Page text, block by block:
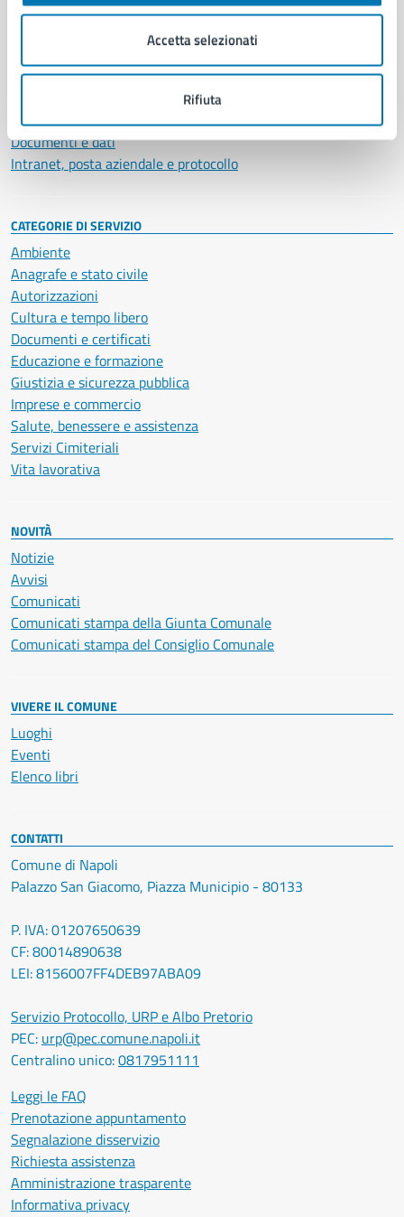
Accetta selezionati
Rifiuta
Organi di governo
Enti e fondazioni
Personale amministrativo
Documenti e dati
Intranet, posta aziendale e protocollo
CATEGORIE DI SERVIZIO
Ambiente
Anagrafe e stato civile
Autorizzazioni
Cultura e tempo libero
Documenti e certificati
Educazione e formazione
Giustizia e sicurezza pubblica
Imprese e commercio
Salute, benessere e assistenza
Servizi Cimiteriali
Vita lavorativa
NOVITÀ
Notizie
Avvisi
Comunicati
Comunicati stampa della Giunta Comunale
Comunicati stampa del Consiglio Comunale
VIVERE IL COMUNE
Luoghi
Eventi
Elenco libri
CONTATTI
Comune di Napoli
Palazzo San Giacomo, Piazza Municipio - 80133
P. IVA: 01207650639
CF: 80014890638
LEI: 8156007FF4DEB97ABA09
Servizio Protocollo, URP e Albo Pretorio
PEC: urp@pec.comune.napoli.it
Centralino unico:0817951111
Leggi le FAQ
Prenotazione appuntamento
Segnalazione disservizio
Richiesta assistenza
Amministrazione trasparente
Informativa privacy